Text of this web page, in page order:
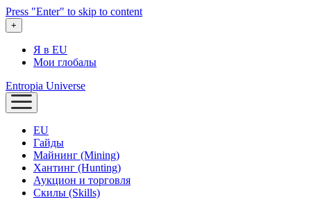
Press "Enter" to skip to content
open
menu
+
Я в EU
Мои глобалы
Entropia Universe
open
menu
EU
Гайды
Майнинг (Mining)
Хантинг (Hunting)
Аукцион и торговля
Скилы (Skills)